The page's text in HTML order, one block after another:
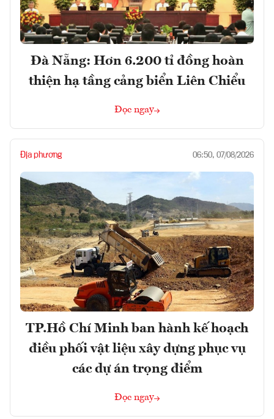
Đà Nẵng: Hơn 6.200 tỉ đồng hoàn
thiện hạ tầng cảng biển Liên Chiểu
Đọc ngay
Địa phương 06:50, 07/08/2026
TP.Hồ Chí Minh ban hành kế hoạch
điều phối vật liệu xây dựng phục vụ
các dự án trọng điểm
Đọc ngay